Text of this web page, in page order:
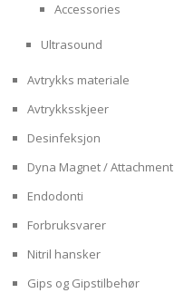
Accessories
Ultrasound
Avtrykks materiale
Avtrykksskjeer
Desinfeksjon
Dyna Magnet / Attachment
Endodonti
Forbruksvarer
Nitril hansker
Gips og Gipstilbehør